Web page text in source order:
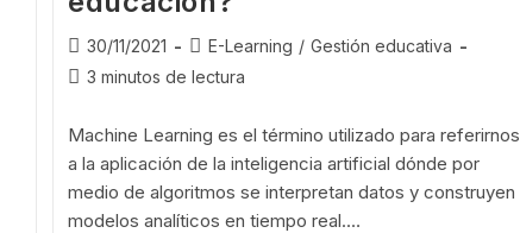
30/11/2021 E-Learning / Gestión educativa
3 minutos de lectura
Machine Learning es el término utilizado para referirnos
a la aplicación de la inteligencia artificial dónde por
medio de algoritmos se interpretan datos y construyen
modelos analíticos en tiempo real.…